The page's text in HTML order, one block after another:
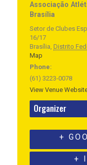
Associação
Brasília
Setor de Clubes
16/17
Brasília, Distrito
Map
Phone:
(61) 3223-0078
View Venue
Organizer
+
+